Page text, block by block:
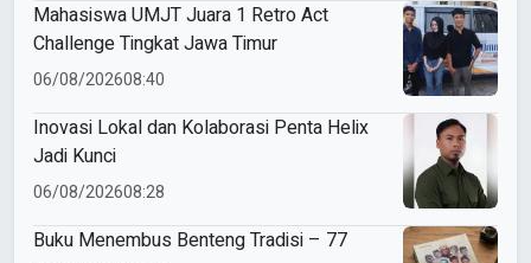
Mahasiswa UMJT Juara 1 Retro Act
Challenge Tingkat Jawa Timur
06/08/202608:40
Inovasi Lokal dan Kolaborasi Penta Helix
Jadi Kunci
06/08/202608:28
Buku Menembus Benteng Tradisi – 77